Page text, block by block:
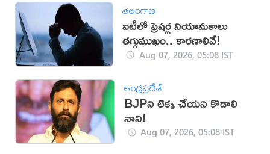
తెలంగాణ
ఐటీలో ఫ్రెషర్ల నియామకాలు
తగ్గుముఖం.. కారణాలివే!
Aug 07, 2026, 05:08 IST
ఆంధ్రప్రదేశ్
BJPని లెక్క చేయని కొడాలి
నాని!
Aug 07, 2026, 05:08 IST